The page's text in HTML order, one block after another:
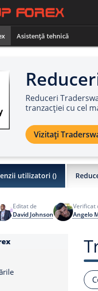
Asistență tehnică
Reduceri
tranzacției cu cel
Vizitați
utilizatori ()
Editat de
David Johnson
Verificat
Angelo